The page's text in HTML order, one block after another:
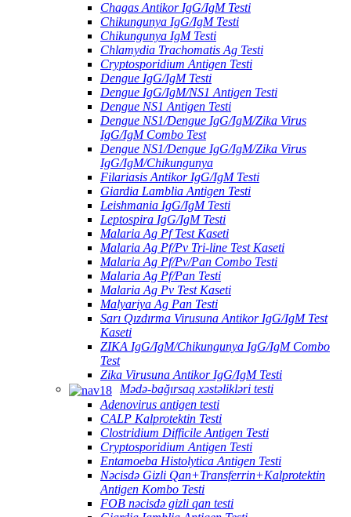
Chagas Antikor IgG/IgM Testi
Chikungunya IgG/IgM Testi
Chikungunya IgM Testi
Chlamydia Trachomatis Ag Testi
Cryptosporidium Antigen Testi
Dengue IgG/IgM Testi
Dengue IgG/IgM/NS1 Antigen Testi
Dengue NS1 Antigen Testi
Dengue NS1/Dengue IgG/IgM/Zika Virus
IgG/IgM Combo Test
Dengue NS1/Dengue IgG/IgM/Zika Virus
IgG/IgM/Chikungunya
Filariasis Antikor IgG/IgM Testi
Giardia Lamblia Antigen Testi
Leishmania IgG/IgM Testi
Leptospira IgG/IgM Testi
Malaria Ag Pf Test Kaseti
Malaria Ag Pf/Pv Tri-line Test Kaseti
Malaria Ag Pf/Pv/Pan Combo Testi
Malaria Ag Pf/Pan Testi
Malaria Ag Pv Test Kaseti
Malyariya Ag Pan Testi
Sarı Qızdırma Virusuna Antikor IgG/IgM Test
Kaseti
ZIKA IgG/IgM/Chikungunya IgG/IgM Combo
Test
Zika Virusuna Antikor IgG/IgM Testi
Mədə-bağırsaq xəstəlikləri testi
Adenovirus antigen testi
CALP Kalprotektin Testi
Clostridium Difficile Antigen Testi
Cryptosporidium Antigen Testi
Entamoeba Histolytica Antigen Testi
Nəcisdə Gizli Qan+Transferrin+Kalprotektin
Antigen Kombo Testi
FOB nəcisdə gizli qan testi